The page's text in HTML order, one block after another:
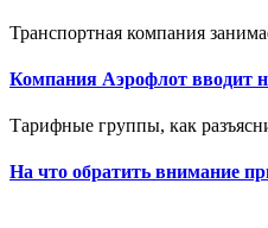
Транспортная компания
Компания Аэрофлот вводит
Тарифные группы, как
На что обратить внимание